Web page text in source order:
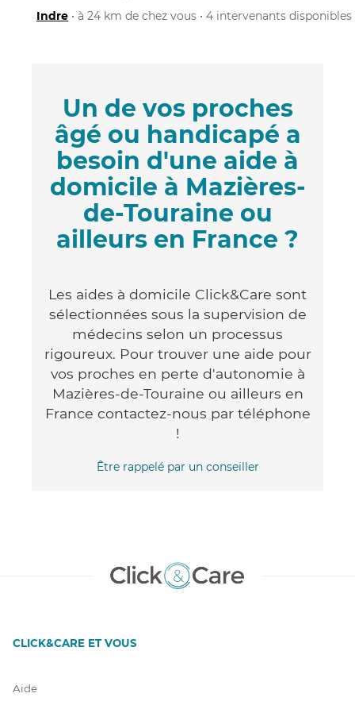
Indre • à 24 km de chez vous • 4 intervenants disponibles
Un de vos proches
âgé ou handicapé a
besoin d'une aide à
domicile à Mazières-
de-Touraine ou
ailleurs en France ?
Les aides à domicile Click&Care sont
sélectionnées sous la supervision de
médecins selon un processus
rigoureux. Pour trouver une aide pour
vos proches en perte d'autonomie à
Mazières-de-Touraine ou ailleurs en
France contactez-nous par téléphone
!
Être rappelé par un conseiller
CLICK&CARE ET VOUS
Aide